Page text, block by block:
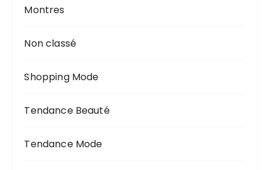
Montres
Non classé
Shopping Mode
Tendance Beauté
Tendance Mode